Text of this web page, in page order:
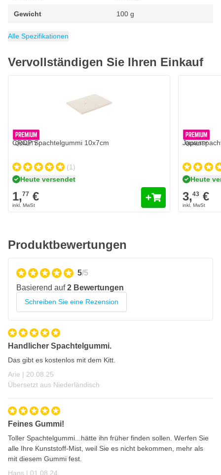
Gewicht 100 g
Länge 110 mm
Breite 80 mm
Abmessung
EAN 6095704320343
Kategorie
Alle Spezifikationen
Vervollständigen Sie Ihren Einkauf
CROP Spachtelgummi 10x7cm
(1)
Heute versendet
1,77 €
Heute
3,43 €
Produktbewertungen
5/5
Basierend auf2 Bewertungen
Schreiben Sie eine Rezension
Handlicher Spachtelgummi.
Das gibt es kostenlos mit dem Kitt.
Arie | 20. August 2025
20.08.25
Übersetzt aus Niederländisch
Feines Gummi!
Toller Spachtelgummi...hätte ihn früher finden sollen. Werfen Sie
alle Ihre Kunststoff-Mist, weil Sie es nicht bekommen, mehr als
mit diesem Gummi fest.
Hans | 1. August 2024
01.08.24